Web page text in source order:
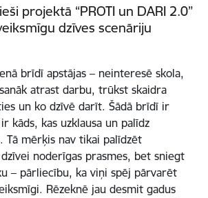
projektā “PROTI un DARI 2.0”
dzīves scenāriju
brīdī apstājas – neinteresē skola,
atrast darbu, trūkst skaidra
un ko dzīvē darīt. Šādā brīdī ir
kāds, kas uzklausa un palīdz
Tā mērķis nav tikai palīdzēt
noderīgas prasmes, bet sniegt
– pārliecību, ka viņi spēj pārvarēt
Rēzeknē jau desmit gadus